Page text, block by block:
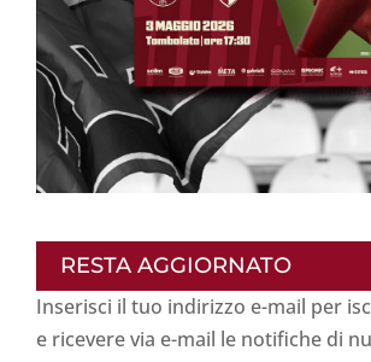
RESTA AGGIORNATO
Inserisci il tuo indirizzo e-mail per
e ricevere via e-mail le notifiche di